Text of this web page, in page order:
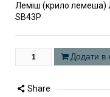
Леміш (крило лемеша)
SB43P
Додати в
Share